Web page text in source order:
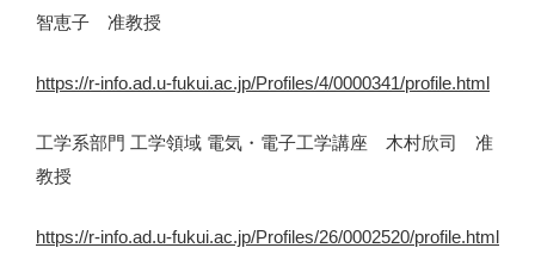
智恵子 准教授
https://r-info.ad.u-fukui.ac.jp/Profiles/4/0000341/profile.html
工学系部門 工学領域 電気・電子工学講座 木村欣司 准
教授
https://r-info.ad.u-fukui.ac.jp/Profiles/26/0002520/profile.html